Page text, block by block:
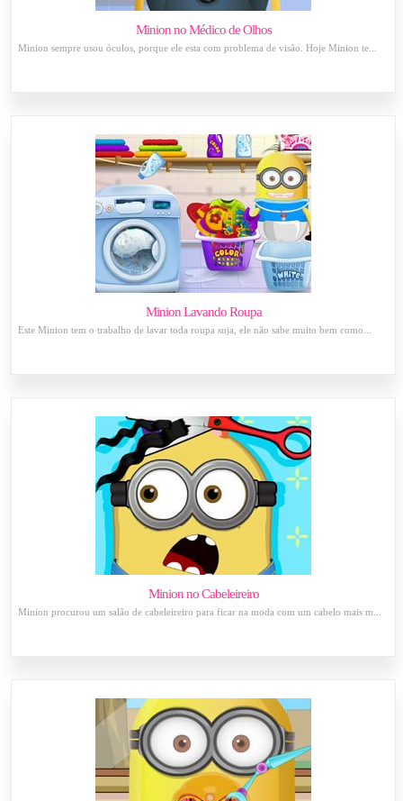
Minion no Médico de Olhos
Minion sempre usou óculos, porque ele esta com problema de visão. Hoje Minion te...
Minion Lavando Roupa
Este Minion tem o trabalho de lavar toda roupa suja, ele não sabe muito bem como...
Minion no Cabeleireiro
Minion procurou um salão de cabeleireiro para ficar na moda com um cabelo mais m...